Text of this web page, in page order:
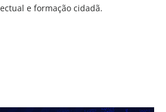
e formação cidadã.